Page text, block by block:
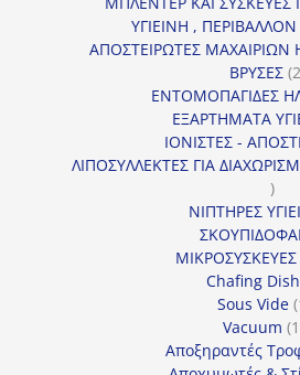
ΥΓΙΕΙΝΗ , ΠΕΡΙΒΑΛΛΟΝ
ΑΠΟΣΤΕΙΡΩΤΕΣ ΜΑΧΑΙΡΙΩΝ
ΒΡΥΣΕΣ
ΕΝΤΟΜΟΠΑΓΙΔΕΣ
ΕΞΑΡΤΗΜΑΤΑ
ΙΟΝΙΣΤΕΣ -
ΛΙΠΟΣΥΛΛΕΚΤΕΣ ΓΙΑ
1
ΝΙΠΤΗΡΕΣ
ΜΙΚΡΟΣΥΣΚΕΥΕΣ
Chafing Dish
Sous Vide
Vacuum 1
Αποξηραντές